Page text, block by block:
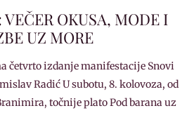
OKUSA, MODE I
UZ MORE
četvrto izdanje manifestacije Snovi
Radić U subotu, 8. kolovoza, od
točnije plato Pod barana uz